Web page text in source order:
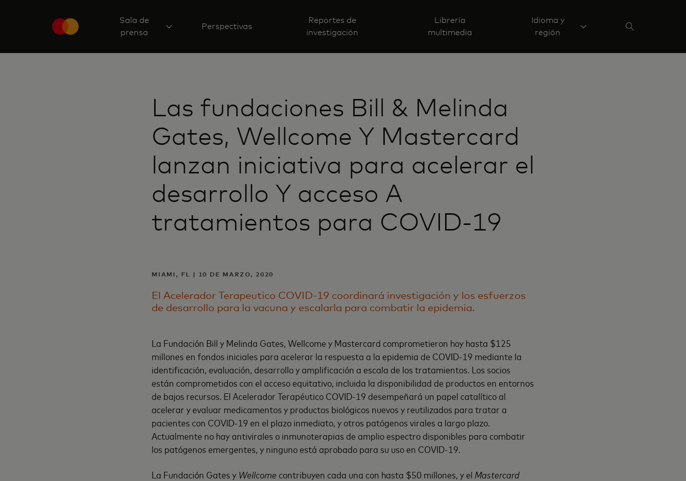
Sala de
prensa
Perspectivas
Reportes de
investigación
Librería
multimedia
Idioma y
región
Las fundaciones Bill & Melinda
Gates, Wellcome Y Mastercard
lanzan iniciativa para acelerar el
desarrollo Y acceso A
tratamientos para COVID-19
MIAMI, FL | 10 DE MARZO, 2020
El Acelerador Terapeutico COVID-19 coordinará investigación y los esfuerzos
de desarrollo para la vacuna y escalarla para combatir la epidemia.
La Fundación Bill y Melinda Gates, Wellcome y Mastercard comprometieron hoy hasta $125
millones en fondos iniciales para acelerar la respuesta a la epidemia de COVID-19 mediante la
identificación, evaluación, desarrollo y amplificación a escala de los tratamientos. Los socios
están comprometidos con el acceso equitativo, incluida la disponibilidad de productos en entornos
de bajos recursos. El Acelerador Terapéutico COVID-19 desempeñará un papel catalítico al
acelerar y evaluar medicamentos y productos biológicos nuevos y reutilizados para tratar a
pacientes con COVID-19 en el plazo inmediato, y otros patógenos virales a largo plazo.
Actualmente no hay antivirales o inmunoterapias de amplio espectro disponibles para combatir
los patógenos emergentes, y ninguno está aprobado para su uso en COVID-19.
La Fundación Gates y Wellcome contribuyen cada una con hasta $50 millones, y el Mastercard